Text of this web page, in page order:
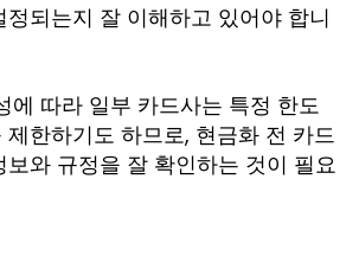
되는지 잘 이해하고 있어야 합니
에 따라 일부 카드사는 특정 한도
한하기도 하므로, 현금화 전 카드
와 규정을 잘 확인하는 것이 필요